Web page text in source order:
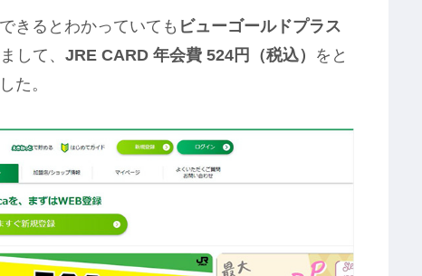
きるとわかっていても ビューゴールドプラス
して、 JRE CARD 年会費 524円（税込） をと
た。